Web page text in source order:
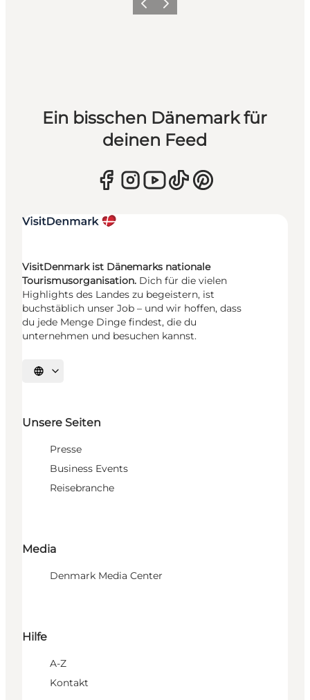
ZurückWeiter
Ein bisschen Dänemark für
deinen Feed
VisitDenmark ist Dänemarks nationale
Tourismusorganisation. Dich für die vielen
Highlights des Landes zu begeistern, ist
buchstäblich unser Job – und wir hoffen, dass
du jede Menge Dinge findest, die du
unternehmen und besuchen kannst.
Sprache auswählen
Unsere Seiten
Presse
Business Events
Reisebranche
Media
Denmark Media Center
Hilfe
A-Z
Kontakt